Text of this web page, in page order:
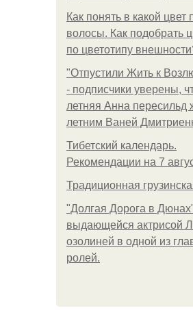
Как понять в какой цвет
волосы. Как подобрать
по цветотипу
"Отпустили Жить к
- подписчики уверены,
летняя Анна пересильд
летним Ваней
Тибетский календарь.
Рекомендации на 7
Традиционная
"Долгая Дорога в
выдающейся актрисой
озолиней в одной из
ролей.